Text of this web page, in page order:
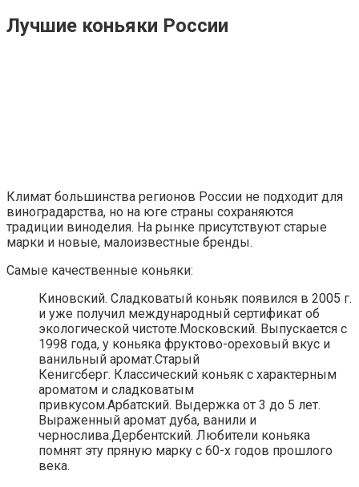
Лучшие коньяки России
Климат большинства регионов России не подходит для
виноградарства, но на юге страны сохраняются
традиции виноделия. На рынке присутствуют старые
марки и новые, малоизвестные бренды.
Самые качественные коньяки:
Киновский. Сладковатый коньяк появился в 2005 г.
и уже получил международный сертификат об
экологической чистоте.Московский. Выпускается с
1998 года, у коньяка фруктово-ореховый вкус и
ванильный аромат.Старый
Кенигсберг. Классический коньяк с характерным
ароматом и сладковатым
привкусом.Арбатский. Выдержка от 3 до 5 лет.
Выраженный аромат дуба, ванили и
чернослива.Дербентский. Любители коньяка
помнят эту пряную марку с 60-х годов прошлого
века.